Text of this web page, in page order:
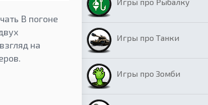
В погоне
на
Игры про Танки
Игры про Зомби